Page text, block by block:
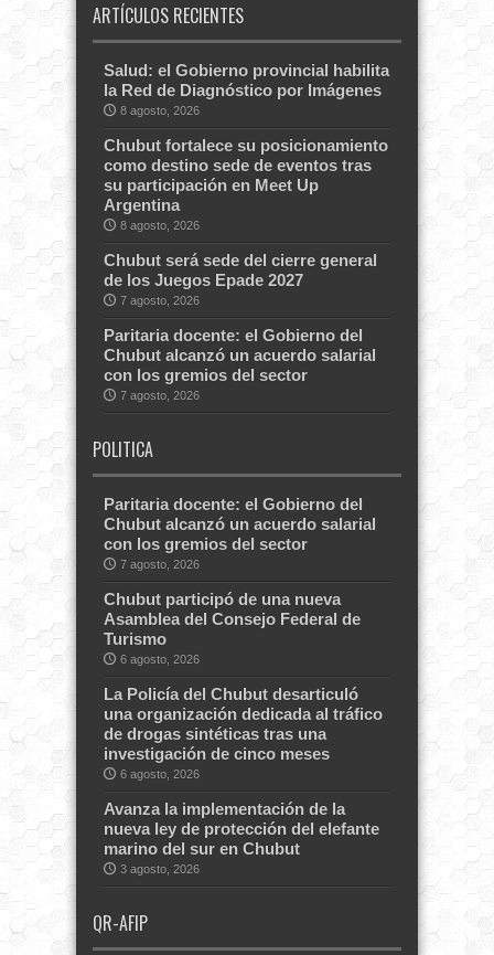
ARTÍCULOS RECIENTES
Salud: el Gobierno provincial habilita
la Red de Diagnóstico por Imágenes
8 agosto, 2026
Chubut fortalece su posicionamiento
como destino sede de eventos tras
su participación en Meet Up
Argentina
8 agosto, 2026
Chubut será sede del cierre general
de los Juegos Epade 2027
7 agosto, 2026
Paritaria docente: el Gobierno del
Chubut alcanzó un acuerdo salarial
con los gremios del sector
7 agosto, 2026
POLITICA
Paritaria docente: el Gobierno del
Chubut alcanzó un acuerdo salarial
con los gremios del sector
7 agosto, 2026
Chubut participó de una nueva
Asamblea del Consejo Federal de
Turismo
6 agosto, 2026
La Policía del Chubut desarticuló
una organización dedicada al tráfico
de drogas sintéticas tras una
investigación de cinco meses
6 agosto, 2026
Avanza la implementación de la
nueva ley de protección del elefante
marino del sur en Chubut
3 agosto, 2026
QR-AFIP